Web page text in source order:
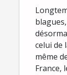
celui de
même
France,